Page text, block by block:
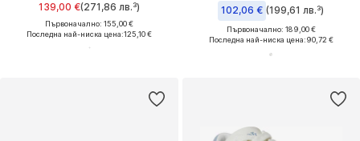
139,00 €(271,86 лв.³)
Първоначално: 155,00 €
Последна най-ниска цена:125,10 €
102,06 € (199,61 лв.³)
Първоначално: 189,00 €
Последна най-ниска цена:90,72 €